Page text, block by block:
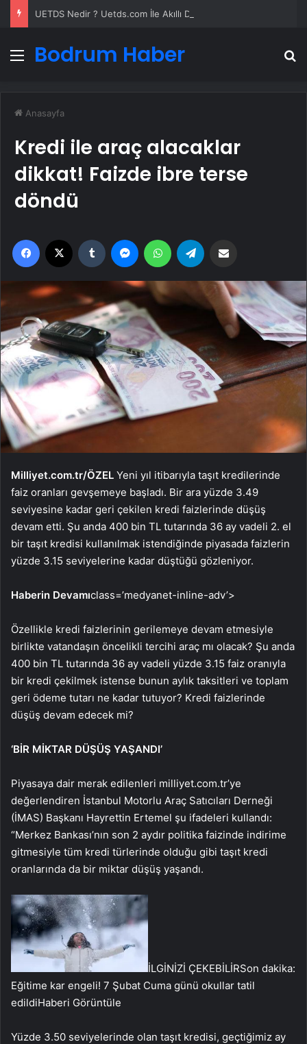
Menü
Bodrum Haber
Anasayfa
Kredi ile araç alacaklar
dikkat! Faizde ibre terse
döndü
Facebook Tumblr MessengerWhatsApp
Milliyet.com.tr/ÖZEL Yeni yıl itibarıyla taşıt kredilerinde
faiz oranları gevşemeye başladı. Bir ara yüzde 3.49
seviyesine kadar geri çekilen kredi faizlerinde düşüş
devam etti. Şu anda 400 bin TL tutarında 36 ay vadeli 2. el
bir taşıt kredisi kullanılmak istendiğinde piyasada faizlerin
yüzde 3.15 seviyelerine kadar düştüğü gözleniyor.
Haberin Devamıclass=’medyanet-inline-adv’>
Özellikle kredi faizlerinin gerilemeye devam etmesiyle
birlikte vatandaşın öncelikli tercihi araç mı olacak? Şu anda
400 bin TL tutarında 36 ay vadeli yüzde 3.15 faiz oranıyla
bir kredi çekilmek istense bunun aylık taksitleri ve toplam
geri ödeme tutarı ne kadar tutuyor? Kredi faizlerinde
düşüş devam edecek mi?
‘BİR MİKTAR DÜŞÜŞ YAŞANDI’
Piyasaya dair merak edilenleri milliyet.com.tr’ye
değerlendiren İstanbul Motorlu Araç Satıcıları Derneği
(İMAS) Başkanı Hayrettin Ertemel şu ifadeleri kullandı:
“Merkez Bankası’nın son 2 aydır politika faizinde indirime
gitmesiyle tüm kredi türlerinde olduğu gibi taşıt kredi
oranlarında da bir miktar düşüş yaşandı.
İLGİNİZİ ÇEKEBİLİRSon dakika:
Eğitime kar engeli! 7 Şubat Cuma günü okullar tatil
edildiHaberi Görüntüle
Yüzde 3.50 seviyelerinde olan taşıt kredisi, geçtiğimiz ay